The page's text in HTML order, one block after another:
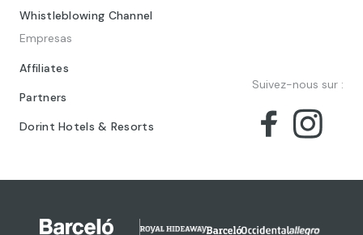
Whistleblowing Channel
Empresas
Affiliates
Partners
Dorint Hotels & Resorts
Suivez-nous sur :